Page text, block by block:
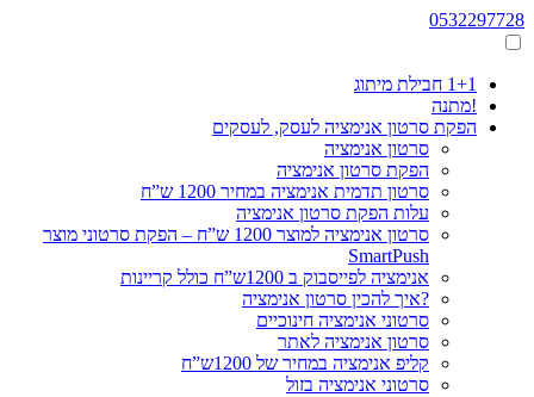
0532297728
1+1 חבילת מיתוג
!מתנה
הפקת סרטון אנימציה לעסק, לעסקים
סרטון אנימציה
הפקת סרטון אנימציה
סרטון תדמית אנימציה במחיר 1200 ש”ח
עלות הפקת סרטון אנימציה
סרטון אנימציה למוצר 1200 ש”ח – הפקת סרטוני מוצר
SmartPush
אנימציה לפייסבוק ב 1200ש”ח כולל קריינות
?איך להכין סרטון אנימציה
סרטוני אנימציה חינוכיים
סרטון אנימציה לאתר
קליפ אנימציה במחיר של 1200ש”ח
סרטוני אנימציה בזול